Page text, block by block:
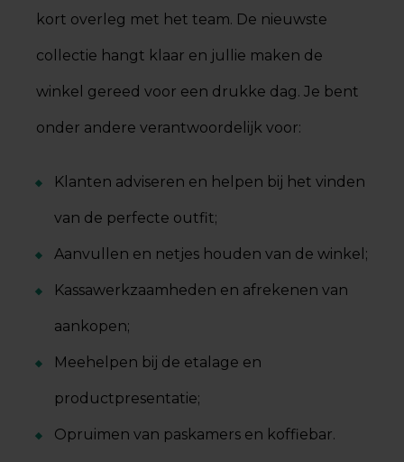
kort overleg met het team. De nieuwste
collectie hangt klaar en jullie maken de
winkel gereed voor een drukke dag. Je bent
onder andere verantwoordelijk voor:
Klanten adviseren en helpen bij het vinden
van de perfecte outfit;
Aanvullen en netjes houden van de winkel;
Kassawerkzaamheden en afrekenen van
aankopen;
Meehelpen bij de etalage en
productpresentatie;
Opruimen van paskamers en koffiebar.